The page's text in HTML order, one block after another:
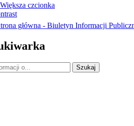
Większa czcionka
główna - Biuletyn Informacji
Szukaj